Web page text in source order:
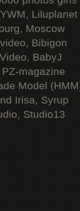
Liluplanet
Moscow
Bibigon
BabyJ
magazine
Model
Irisa, Syrup
Studio13